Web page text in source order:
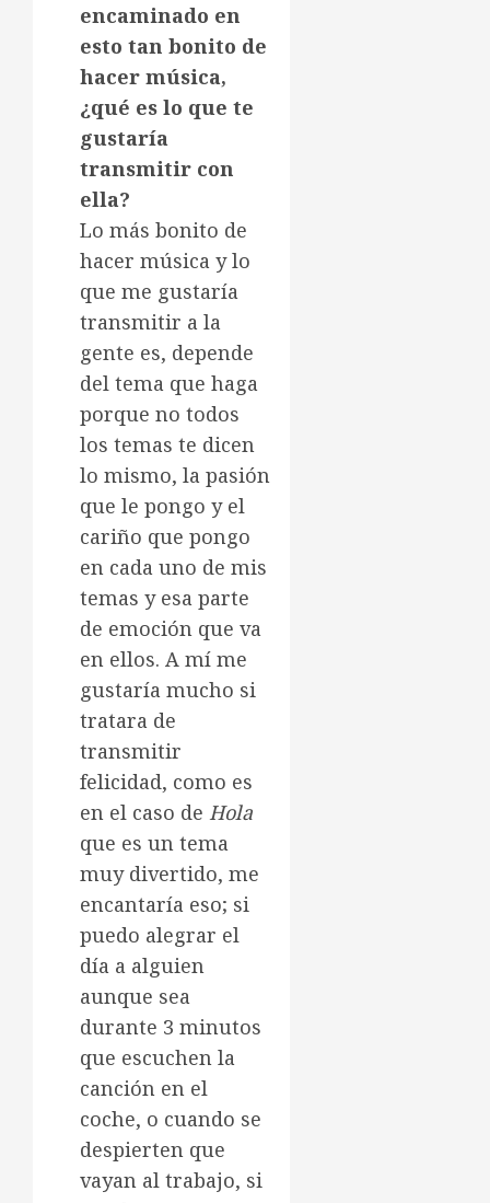
encaminado en
esto tan bonito de
hacer música,
¿qué es lo que te
gustaría
transmitir con
ella?
Lo más bonito de
hacer música y lo
que me gustaría
transmitir a la
gente es, depende
del tema que haga
porque no todos
los temas te dicen
lo mismo, la pasión
que le pongo y el
cariño que pongo
en cada uno de mis
temas y esa parte
de emoción que va
en ellos. A mí me
gustaría mucho si
tratara de
transmitir
felicidad, como es
en el caso de Hola
que es un tema
muy divertido, me
encantaría eso; si
puedo alegrar el
día a alguien
aunque sea
durante 3 minutos
que escuchen la
canción en el
coche, o cuando se
despierten que
vayan al trabajo, si